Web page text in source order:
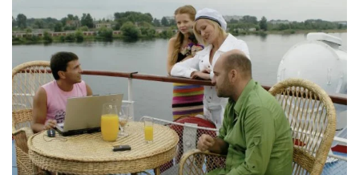
Владелец популярной станции отправляет свою
команду в Поволжье, чтобы помочь безликому